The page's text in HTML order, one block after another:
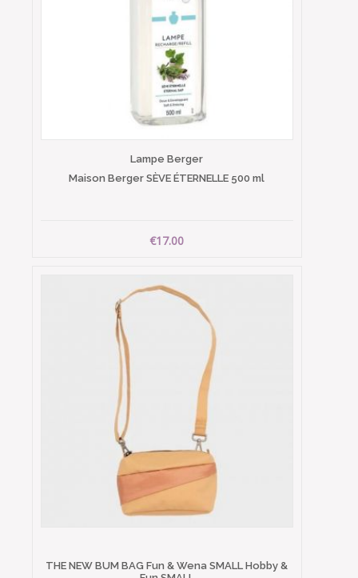
Lampe Berger
Maison Berger SÈVE ÉTERNELLE 500 ml
€17.00
THE NEW BUM BAG Fun & Wena SMALL Hobby &